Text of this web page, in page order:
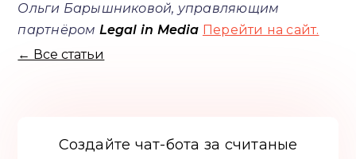
Ольги Барышниковой, управляющим
партнёром Legal in Media Перейти на сайт.
← Все статьи
Создайте чат-бота за считаные